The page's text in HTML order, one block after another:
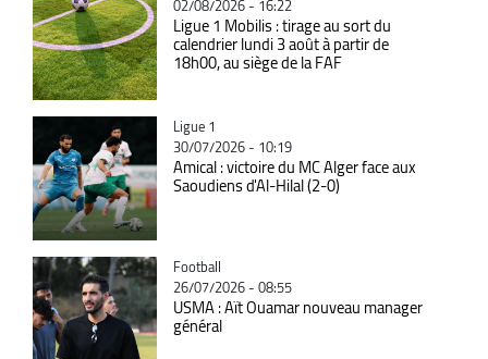
02/08/2026 - 16:22
Ligue 1 Mobilis : tirage au sort du
calendrier lundi 3 août à partir de
18h00, au siège de la FAF
Catégorie
Ligue 1
30/07/2026 - 10:19
Amical : victoire du MC Alger face aux
Saoudiens d'Al-Hilal (2-0)
Catégorie
Football
26/07/2026 - 08:55
USMA : Aït Ouamar nouveau manager
général